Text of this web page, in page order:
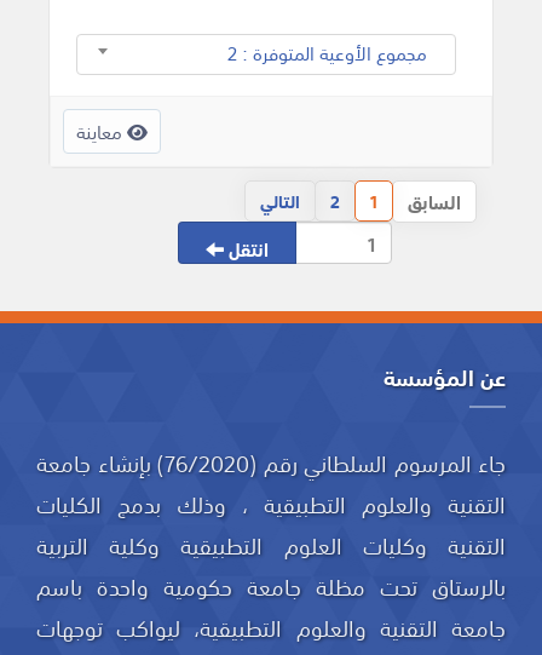
مجموع الأوعية المتوفرة : 2
معاينة
السابق 1
2 التالي
انتقل
عن المؤسسة
جاء المرسوم السلطاني رقم (76/2020) بإنشاء جامعة
التقنية والعلوم التطبيقية ، وذلك بدمج الكليات
التقنية وكليات العلوم التطبيقية وكلية التربية
بالرستاق تحت مظلة جامعة حكومية واحدة باسم
جامعة التقنية والعلوم التطبيقية، ليواكب توجهات